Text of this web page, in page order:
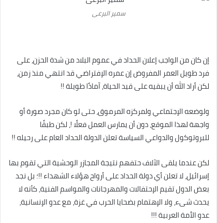
سمير البرعى
إن كان من الواجب إعلان الحداد في عموم البلاد من شدة الحزن، على
فرد طويل العمر المفروض إن عمره الإفتراضي قد انتهي منذ زمن،
لكن أراد الله أن يبقيه على قيد الحياة، آمادًا طويلة !!
ولوضعه الإجتماعي ولمركزه المرموق، حتى لو كان مجرد صورة أو
واجهة لهذا الموقع، دون أن يمارس العمل فعلًا !، لكن طبقًا
للبروتوكول والدواعي السياسة تعلن الدولة الحداد العام على رحيله !!
لكن عندما يلقى الآلاف حتفهم نتيجة المجازر الوحشية التي تقوم بها
إسرائيل، لا تعلن أي دولة الحداد على أرواح هؤلاء الشهداء !!؛ بل نجد
بعض الدول تقيم الإحتفالات والمهرجانات والمواسم الفنية، كأنه لا
يحدث شىء، ولا الإهتمام بضحايا الحرب في غزة، مع عدو الإنسانية،
عدو الأمة العربية !!!